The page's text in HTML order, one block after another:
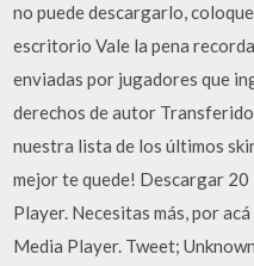
no puede descargarlo,
escritorio Vale la pena
enviadas por jugadores que
derechos de autor Transferido
nuestra lista de los últimos
mejor te quede! Descargar
Player. Necesitas más, por
Media Player. Tweet;